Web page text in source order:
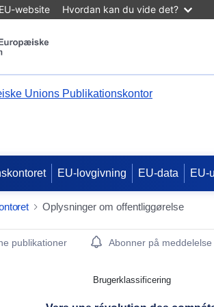
website Hvordan kan du vide det?
Unions Publikationskontor
EU-lovgivning EU-data EU-
Oplysninger om offentliggørelse
Detail Actions Portlet
publikationer Abonner på meddelelse
Brugerklassificering